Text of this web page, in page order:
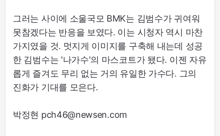
그러는 사이에 소울국모 BMK는 김범수가 귀여워
못참겠다는 반응을 보였다. 이는 시청자 역시 마찬
가지였을 것. 멋지게 이미지를 구축해 내는데 성공
한 김범수는 '나가수'의 마스코트가 됐다. 이젠 자유
롭게 즐겨도 무리 없는 거의 유일한 가수다. 그의
진화가 기대를 모은다.
박정현 pch46@newsen.com